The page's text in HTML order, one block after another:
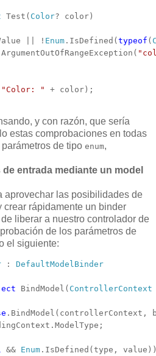
Test( Color? color)
|| ! Enum .IsDefined( typeof (
ArgumentOutOfRangeException(
"Color: "
+ color);
y con razón, que sería
estas comprobaciones en todas
de tipo enum,
entrada mediante un model
aprovechar las posibilidades de
crear rápidamente un binder
liberar a nuestro controlador de
de los parámetros de
el siguiente:
: DefaultModelBinder
BindModel( ControllerContext
.BindModel(controllerContext,
&& Enum .IsDefined(type,